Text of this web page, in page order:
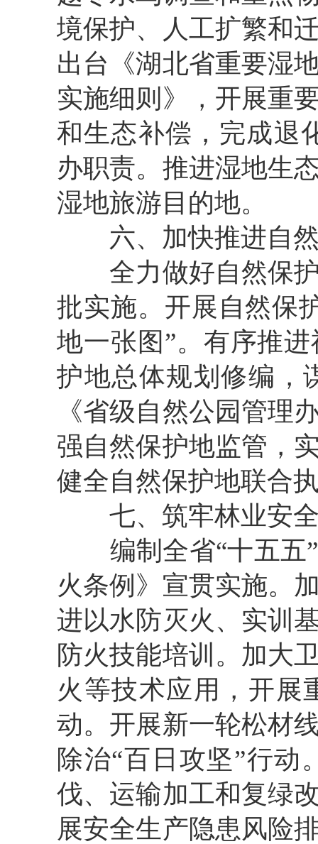
境保护、人工扩繁和
出台《湖北省重要湿
实施细则》，开展重
和生态补偿， 完成退
办职责。 推进湿地生
湿地旅游目的地。
六、 加快推进自
全力做好自然保
批实施。 开展自然保
地一张图 ”。 有序推
护地总体规划修编
《省级自然公园管理
强自然保护地监管，
健全自然保护地联合
七、 筑牢林业安
编制 全省“十五五”
火条例》宣贯实施。
进以水防灭火、实训
防火技能培训。加大
火等技术应用，开展
动。开展新一轮松材
除治“百日攻坚”行动
伐、运输加工和复绿
展安全生产隐患风险